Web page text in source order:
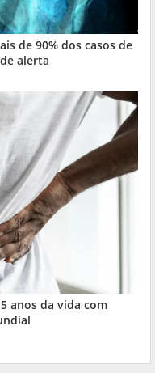
de 90% dos casos de
alerta
anos da vida com